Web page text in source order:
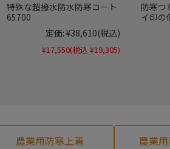
特殊な超撥水防水防寒コート
65700
定価: ¥38,610(税込)
¥17,550(税込 ¥19,305)
防寒つ
イ印の
農業用防寒上着 農業